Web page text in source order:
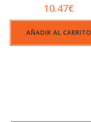
10.47€
AÑADIR AL CARRITO